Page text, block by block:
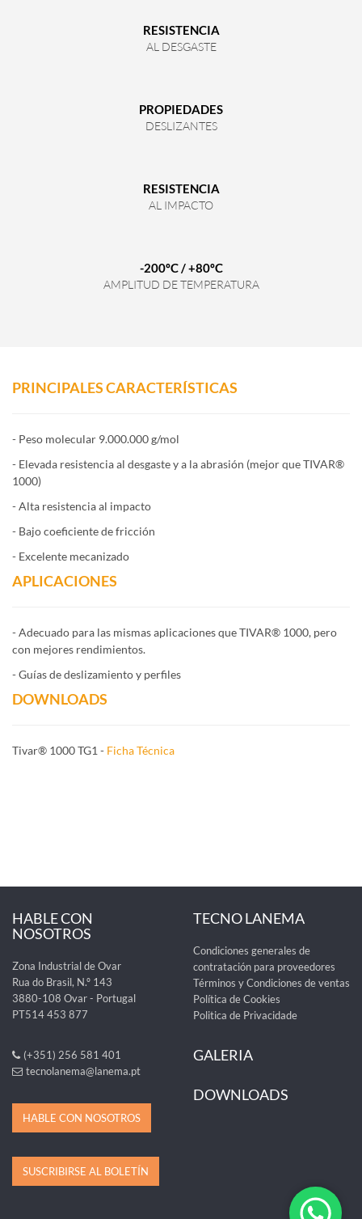
RESISTENCIA
AL DESGASTE
PROPIEDADES
DESLIZANTES
RESISTENCIA
AL IMPACTO
-200ºC / +80ºC
AMPLITUD DE TEMPERATURA
PRINCIPALES CARACTERÍSTICAS
- Peso molecular 9.000.000 g/mol
- Elevada resistencia al desgaste y a la abrasión (mejor que TIVAR®
1000)
- Alta resistencia al impacto
- Bajo coeficiente de fricción
- Excelente mecanizado
APLICACIONES
- Adecuado para las mismas aplicaciones que TIVAR® 1000, pero
con mejores rendimientos.
- Guías de deslizamiento y perfiles
DOWNLOADS
Tivar® 1000 TG1 - Ficha Técnica
HABLE CON
NOSOTROS
Zona Industrial de Ovar
Rua do Brasil, N.º 143
3880-108 Ovar - Portugal
PT514 453 877
(+351) 256 581 401
tecnolanema@lanema.pt
HABLE CON NOSOTROS
TECNO LANEMA
Condiciones generales de
contratación para proveedores
Términos y Condiciones de ventas
Política de Cookies
Politica de Privacidade
GALERIA
DOWNLOADS
SUSCRIBIRSE AL BOLETÍN